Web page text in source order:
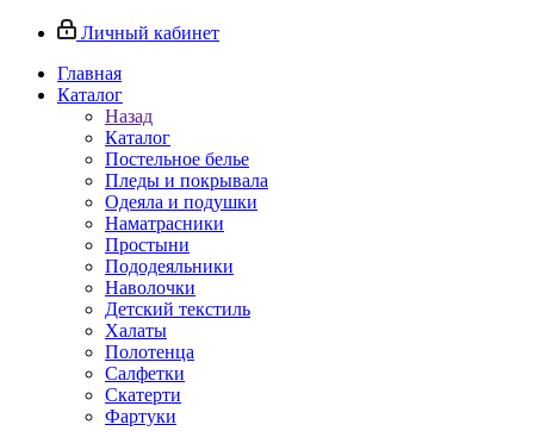
Личный кабинет
Главная
Каталог
Назад
Каталог
Постельное белье
Пледы и покрывала
Одеяла и подушки
Наматрасники
Простыни
Пододеяльники
Наволочки
Детский текстиль
Халаты
Полотенца
Салфетки
Скатерти
Фартуки